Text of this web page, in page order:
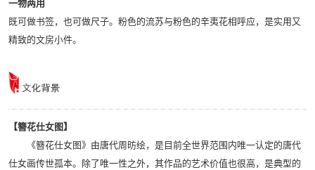
一物两用
既可做书签，也可做尺子。粉色的流苏与粉色的辛夷花相呼应，是实用又
精致的文房小件。
【簪花仕女图】
《簪花仕女图》由唐代周昉绘，是目前全世界范围内唯一认定的唐代
仕女画传世孤本。除了唯一性之外，其作品的艺术价值也很高，是典型的